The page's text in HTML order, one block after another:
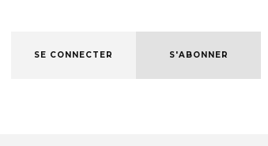
SE CONNECTER S'ABONNER